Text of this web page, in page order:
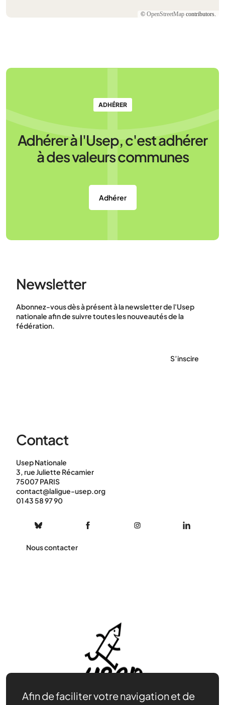
© OpenStreetMap contributors.
ADHÉRER
Adhérer à l'Usep, c'est adhérer
à des valeurs communes
Adhérer
Newsletter
Abonnez-vous dès à présent à la newsletter de l'Usep
nationale afin de suivre toutes les nouveautés de la
fédération.
S’inscire
Contact
Usep Nationale
3, rue Juliette Récamier
75007 PARIS
contact@laligue-usep.org
01 43 58 97 90
Nous contacter
Afin de faciliter votre navigation et de